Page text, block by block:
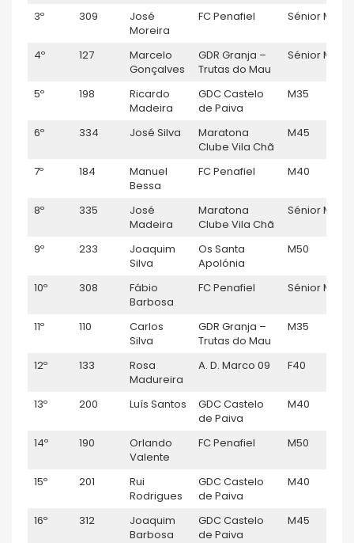
3º 309
José
Moreira
FC Penafiel Sénior M
4º 127
Marcelo
Gonçalves
GDR Granja –
Trutas do Mau
Sénior M
5º 198
Ricardo
Madeira
GDC Castelo
de Paiva
M35
6º 334 José Silva
Maratona
Clube Vila Chã
M45
7º 184
Manuel
Bessa
FC Penafiel M40
8º 335
José
Madeira
Maratona
Clube Vila Chã
Sénior M
9º 233
Joaquim
Silva
Os Santa
Apolónia
M50
10º 308
Fábio
Barbosa
FC Penafiel Sénior M
11º 110
Carlos
Silva
GDR Granja –
Trutas do Mau
M35
12º 133
Rosa
Madureira
A. D. Marco 09 F40
13º 200 Luís Santos
GDC Castelo
de Paiva
M40
14º 190
Orlando
Valente
FC Penafiel M50
15º 201
Rui
Rodrigues
GDC Castelo
de Paiva
M40
16º 312
Joaquim
Barbosa
GDC Castelo
de Paiva
M45